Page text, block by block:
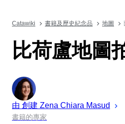
Catawiki 書籍及歷史紀念品 地圖
比荷盧地圖
由 創建 Zena Chiara Masud
書籍的專家